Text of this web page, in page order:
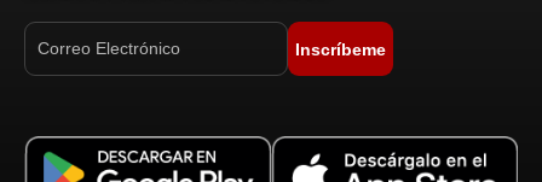
Inscríbeme